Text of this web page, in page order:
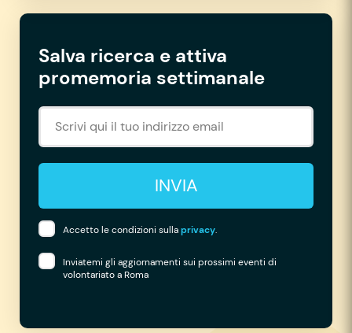
Salva ricerca e attiva
promemoria settimanale
INVIA
Accetto le condizioni sullaprivacy.
Inviatemi gli aggiornamenti sui prossimi eventi di
volontariato a Roma